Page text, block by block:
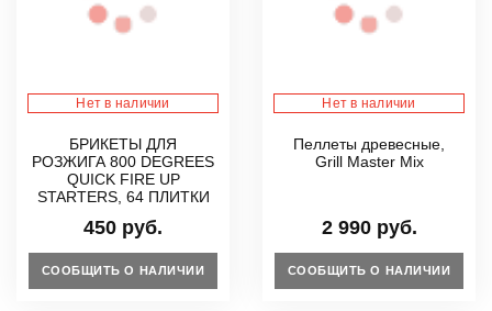
Нет в наличии
БРИКЕТЫ ДЛЯ
РОЗЖИГА 800 DEGREES
QUICK FIRE UP
STARTERS, 64 ПЛИТКИ
450 руб.
СООБЩИТЬ О НАЛИЧИИ
Нет в наличии
Пеллеты древесные,
Grill Master Mix
2 990 руб.
СООБЩИТЬ О НАЛИЧИИ